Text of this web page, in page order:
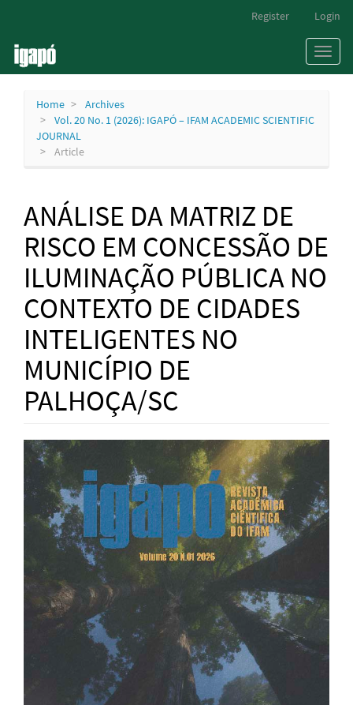
Content
Sidebar
Register Login
Toggle
Home
Archives
Vol. 20 No. 1 (2026): IGAPÓ – IFAM ACADEMIC SCIENTIFIC
JOURNAL
Article
ANÁLISE DA MATRIZ DE
RISCO EM CONCESSÃO DE
ILUMINAÇÃO PÚBLICA NO
CONTEXTO DE CIDADES
INTELIGENTES NO
MUNICÍPIO DE
PALHOÇA/SC
Article
Sidebar